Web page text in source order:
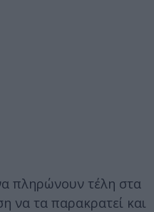
πληρώνουν τέλη στα
να τα παρακρατεί και